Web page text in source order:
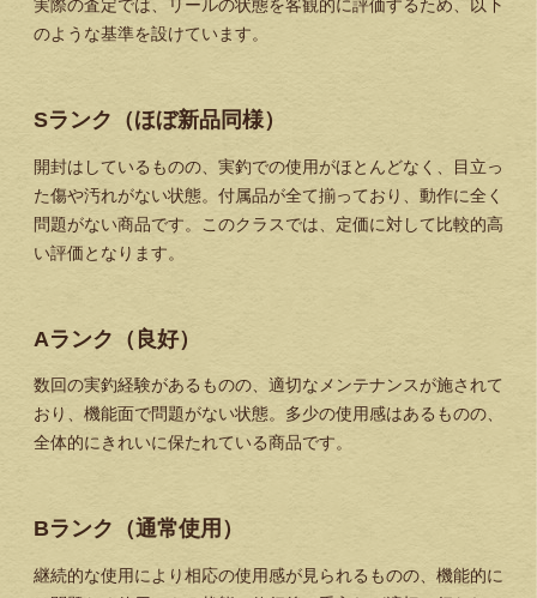
実際の査定では、リールの状態を客観的に評価するため、以下
のような基準を設けています。
Sランク（ほぼ新品同様）
開封はしているものの、実釣での使用がほとんどなく、目立っ
た傷や汚れがない状態。付属品が全て揃っており、動作に全く
問題がない商品です。このクラスでは、定価に対して比較的高
い評価となります。
Aランク（良好）
数回の実釣経験があるものの、適切なメンテナンスが施されて
おり、機能面で問題がない状態。多少の使用感はあるものの、
全体的にきれいに保たれている商品です。
Bランク（通常使用）
継続的な使用により相応の使用感が見られるものの、機能的に